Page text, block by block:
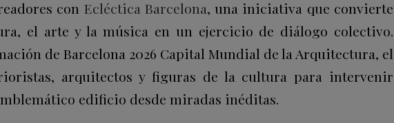
con Ecléctica Barcelona, una iniciativa que convierte
el arte y la música en un ejercicio de diálogo colectivo.
de Barcelona 2026 Capital Mundial de la Arquitectura, el
arquitectos y figuras de la cultura para intervenir
edificio desde miradas inéditas.